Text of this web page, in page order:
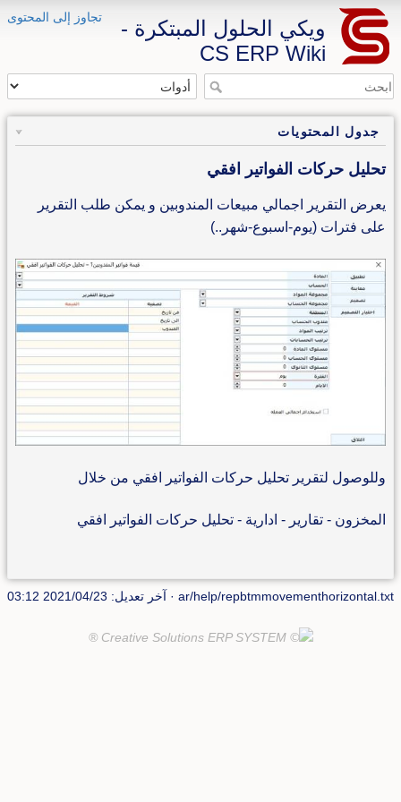
تجاوز إلى المحتوى
ويكي الحلول المبتكرة -
CS ERP Wiki
جدول المحتويات
تحليل حركات الفواتير افقي
يعرض التقرير اجمالي مبيعات المندوبين و يمكن طلب التقرير
على فترات (يوم-اسبوع-شهر..)
وللوصول لتقرير تحليل حركات الفواتير افقي من خلال
المخزون - تقارير - ادارية - تحليل حركات الفواتير افقي
ar/help/repbtmmovementhorizontal.txt · آخر تعديل: 2021/04/23 03:12